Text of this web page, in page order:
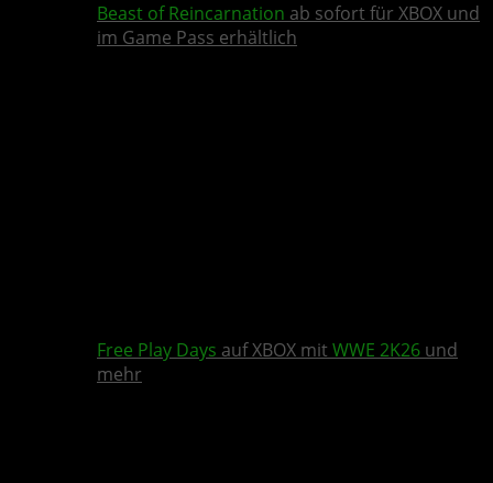
Beast of Reincarnation ab sofort für XBOX und
im Game Pass erhältlich
Free Play Days auf XBOX mit WWE 2K26 und
mehr